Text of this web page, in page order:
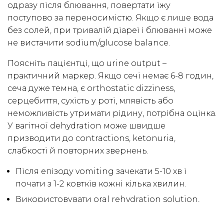
одразу після блювання, повертати їжу
поступово за переносимістю. Якщо є лише вода
без солей, при тривалій діареї і блюванні може
не вистачити sodium/glucose balance.
Поясніть пацієнтці, що urine output –
практичний маркер. Якщо сечі немає 6-8 годин,
сеча дуже темна, є orthostatic dizziness,
серцебиття, сухість у роті, млявість або
неможливість утримати рідину, потрібна оцінка.
У вагітної dehydration може швидше
призводити до contractions, ketonuria,
слабкості й повторних звернень.
Після епізоду vomiting зачекати 5-10 хв і
почати з 1-2 ковтків кожні кілька хвилин.
Використовувати oral rehydration solution,